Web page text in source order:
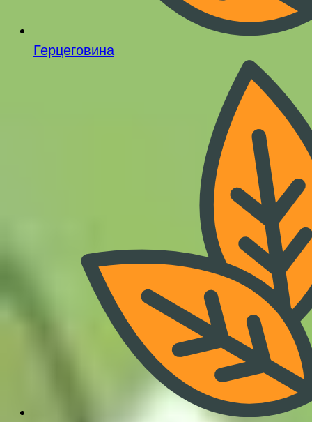
Герцеговина